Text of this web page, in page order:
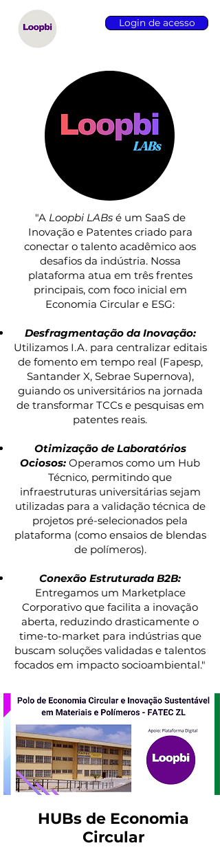
Login de acesso
"A Loopbi LABsé um SaaS de
Inovação e Patentes criado para
conectar o talento acadêmico aos
desafios da indústria. Nossa
plataforma atua em três frentes
principais, com foco inicial em
Economia Circular e ESG:
Desfragmentação da Inovação:
Utilizamos I.A. para centralizar editais
de fomento em tempo real (Fapesp,
Santander X, Sebrae Supernova),
guiando os universitários na jornada
de transformar TCCs e pesquisas em
patentes reais.
Otimização de Laboratórios
Ociosos: Operamos como um Hub
Técnico, permitindo que
infraestruturas universitárias sejam
utilizadas para a validação técnica de
projetos pré-selecionados pela
plataforma (como ensaios de blendas
de polímeros).
Conexão Estruturada B2B:
Entregamos um Marketplace
Corporativo que facilita a inovação
aberta, reduzindo drasticamente o
time-to-market para indústrias que
buscam soluções validadas e talentos
focados em impacto socioambiental."
HUBs de Economia
Circular